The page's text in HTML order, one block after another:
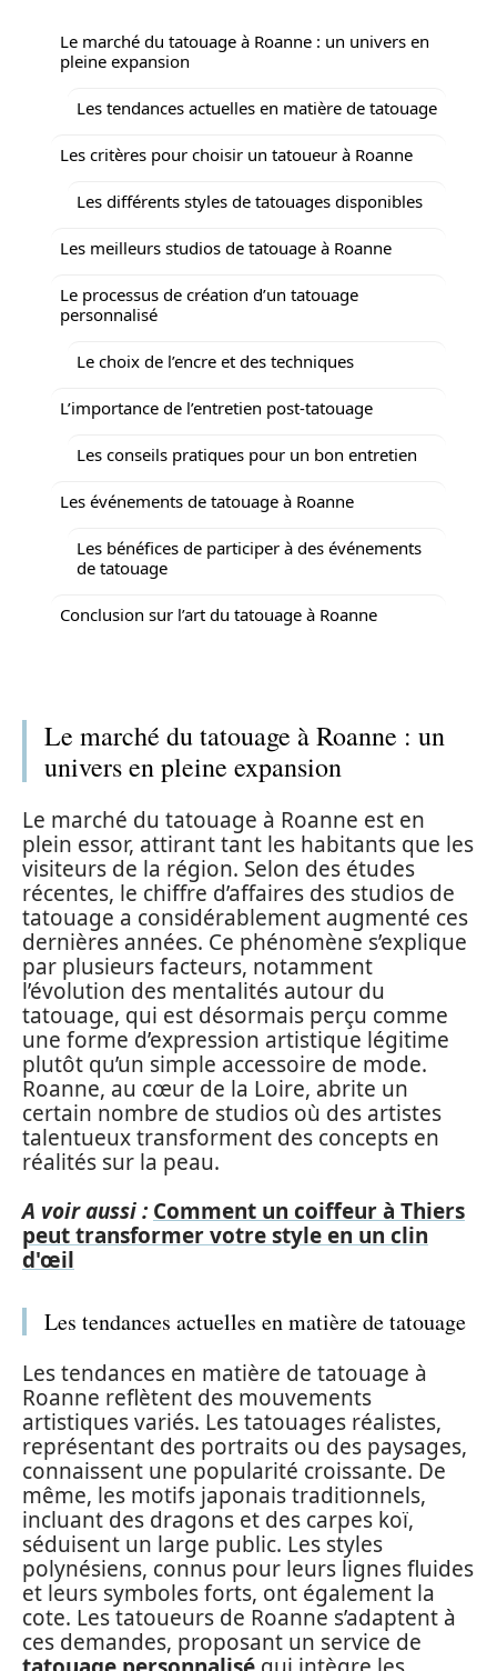
Le marché du tatouage à Roanne : un univers en
pleine expansion
Les tendances actuelles en matière de tatouage
Les critères pour choisir un tatoueur à Roanne
Les différents styles de tatouages disponibles
Les meilleurs studios de tatouage à Roanne
Le processus de création d’un tatouage
personnalisé
Le choix de l’encre et des techniques
L’importance de l’entretien post-tatouage
Les conseils pratiques pour un bon entretien
Les événements de tatouage à Roanne
Les bénéfices de participer à des événements
de tatouage
Conclusion sur l’art du tatouage à Roanne
Le marché du tatouage à Roanne : un
univers en pleine expansion
Le marché du tatouage à Roanne est en
plein essor, attirant tant les habitants que les
visiteurs de la région. Selon des études
récentes, le chiffre d’affaires des studios de
tatouage a considérablement augmenté ces
dernières années. Ce phénomène s’explique
par plusieurs facteurs, notamment
l’évolution des mentalités autour du
tatouage, qui est désormais perçu comme
une forme d’expression artistique légitime
plutôt qu’un simple accessoire de mode.
Roanne, au cœur de la Loire, abrite un
certain nombre de studios où des artistes
talentueux transforment des concepts en
réalités sur la peau.
A voir aussi : Comment un coiffeur à Thiers
peut transformer votre style en un clin
d'œil
Les tendances actuelles en matière de tatouage
Les tendances en matière de tatouage à
Roanne reflètent des mouvements
artistiques variés. Les tatouages réalistes,
représentant des portraits ou des paysages,
connaissent une popularité croissante. De
même, les motifs japonais traditionnels,
incluant des dragons et des carpes koï,
séduisent un large public. Les styles
polynésiens, connus pour leurs lignes fluides
et leurs symboles forts, ont également la
cote. Les tatoueurs de Roanne s’adaptent à
ces demandes, proposant un service de